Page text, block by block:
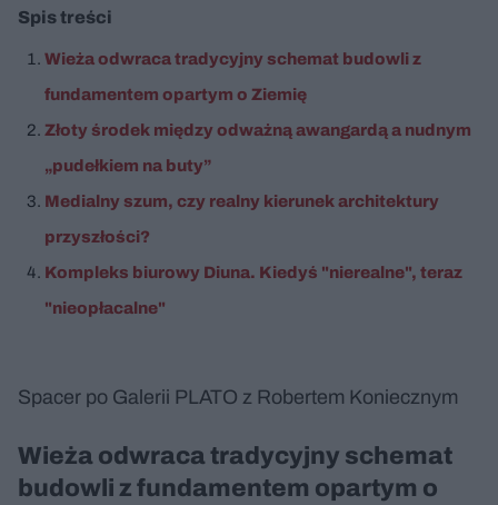
Spis treści
Wieża odwraca tradycyjny schemat budowli z
fundamentem opartym o Ziemię
Złoty środek między odważną awangardą a nudnym
„pudełkiem na buty”
Medialny szum, czy realny kierunek architektury
przyszłości?
Kompleks biurowy Diuna. Kiedyś "nierealne", teraz
"nieopłacalne"
Spacer po Galerii PLATO z Robertem Koniecznym
Wieża odwraca tradycyjny schemat
budowli z fundamentem opartym o